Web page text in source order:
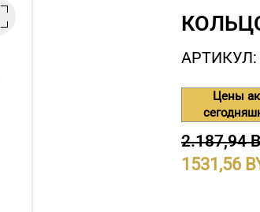
АРТИКУЛ:
Цены
2.187,94
1531,56